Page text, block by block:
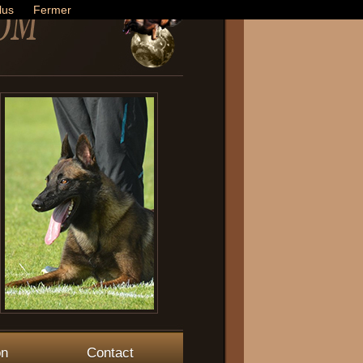
Contact
Fermer